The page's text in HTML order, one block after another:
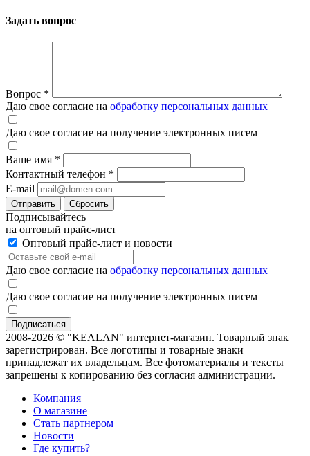
Задать вопрос
Вопрос *
Даю свое согласие на обработку персональных данных
Даю свое согласие на получение электронных писем
Ваше имя *
Контактный телефон *
E-mail
Отправить Сбросить
Подписывайтесь
на оптовый прайс-лист
Оптовый прайс-лист и новости
Даю свое согласие на обработку персональных данных
Даю свое согласие на получение электронных писем
2008-2026 © "KEALAN" интернет-магазин. Товарный знак
зарегистрирован. Все логотипы и товарные знаки
принадлежат их владельцам. Все фотоматериалы и тексты
запрещены к копированию без согласия администрации.
Компания
О магазине
Стать партнером
Новости
Где купить?